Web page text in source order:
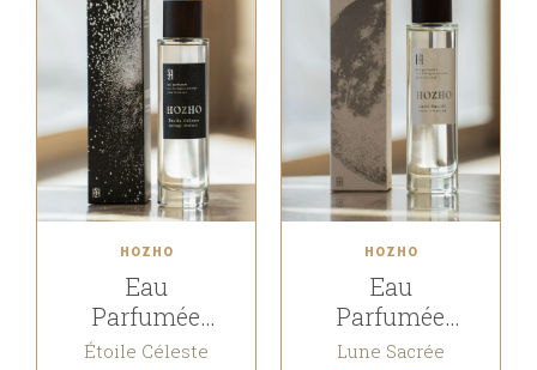
HOZHO
Eau
Parfumée
pour le corps
Étoile Céleste
HOZHO
Eau
Parfumée
pour le corps
Lune Sacrée